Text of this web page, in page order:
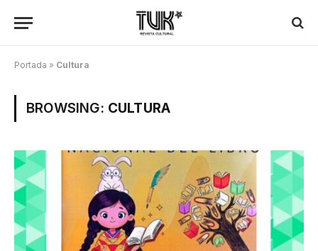
Portada » Cultura
BROWSING: CULTURA